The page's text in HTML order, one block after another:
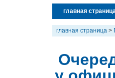
главная
главная страница >